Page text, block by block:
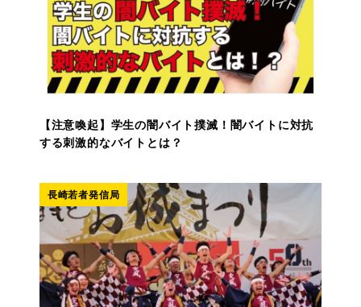
【注意喚起】学生の闇バイト撲滅！闇バイトに対抗
する刺激的なバイトとは？
長崎若者発信局